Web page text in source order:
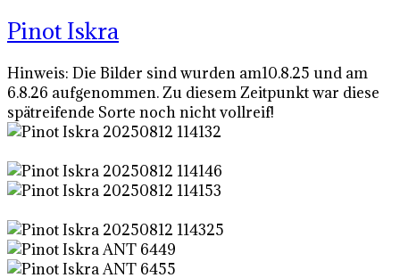
Pinot Iskra
Hinweis: Die Bilder sind wurden am10.8.25 und am
6.8.26 aufgenommen. Zu diesem Zeitpunkt war diese
spätreifende Sorte noch nicht vollreif!